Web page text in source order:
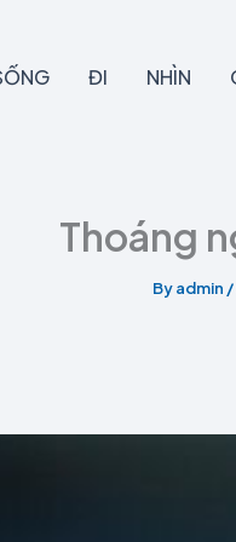
ĐI NHÌN
Thoáng
Byadmin /